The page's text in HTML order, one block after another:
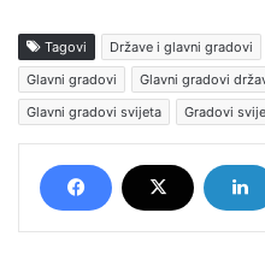
Tagovi Države i glavni gradovi
Glavni gradovi
Glavni gradovi
Glavni gradovi svijeta
Gradovi